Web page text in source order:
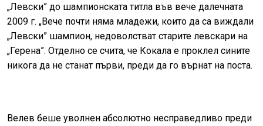
„Левски” до шампионската титла във вече далечната
2009 г. „Вече почти няма младежи, които да са виждали
„Левски” шампион, недоволстват старите левскари на
„Герена”. Отделно се счита, че Кокала е проклел сините
никога да не станат първи, преди да го върнат на поста.
Велев беше уволнен абсолютно несправедливо преди